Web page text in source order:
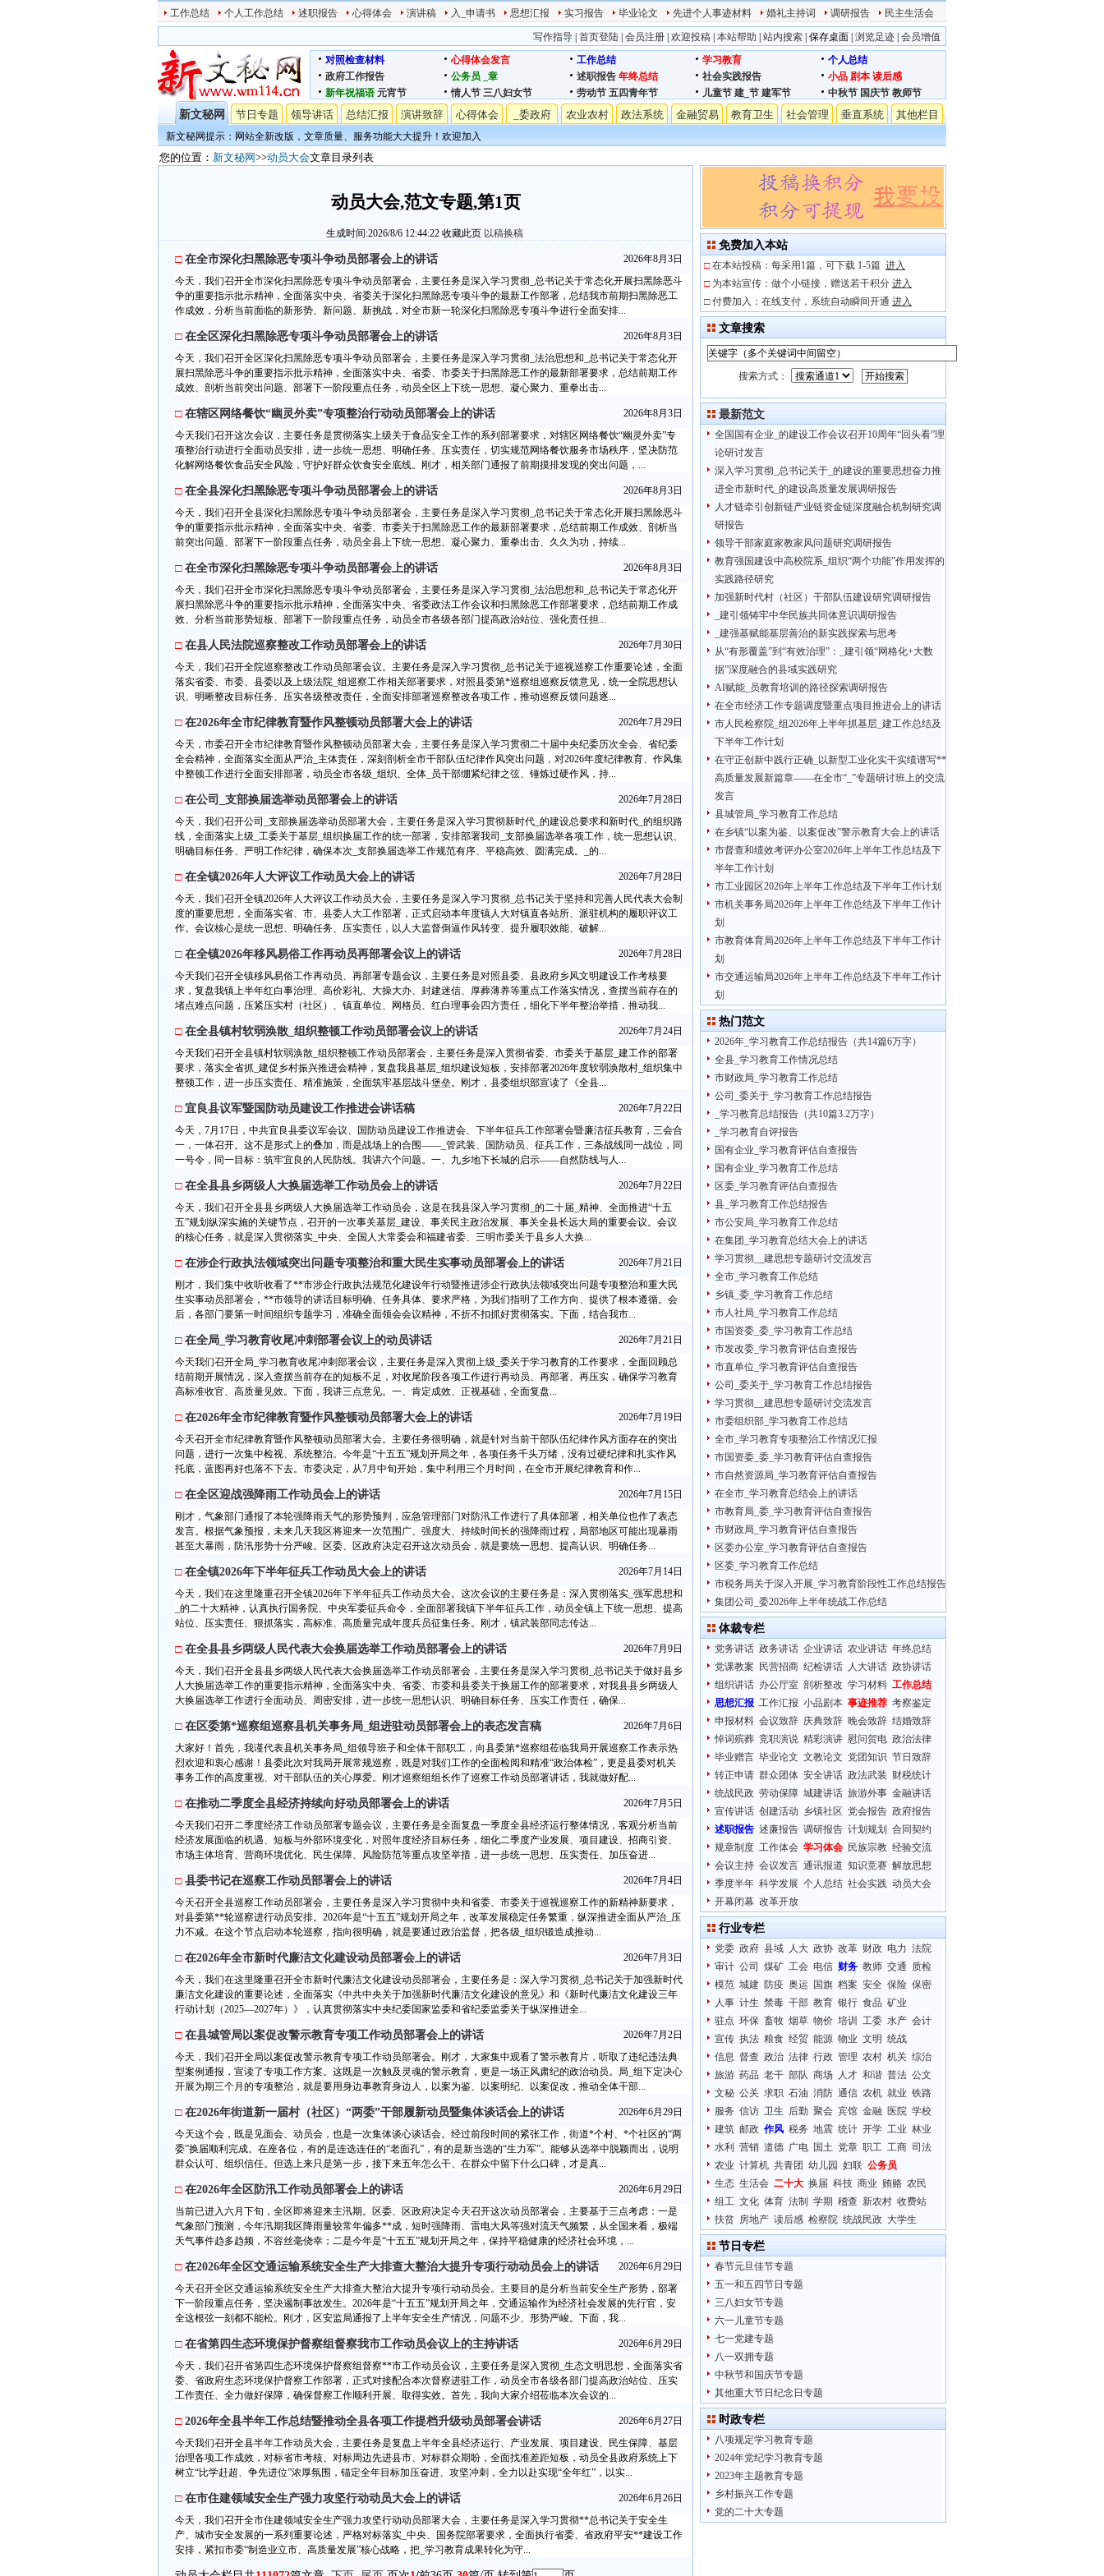
工作总结 个人工作总结 述职报告 心得体会 演讲稿 入_申请书 思想汇报 实习报告 毕业论文 先进个人事迹材料 婚礼主持词 调研报告 民主生活会
写作指导 首页登陆 会员注册 欢迎投稿 本站帮助 站内搜索 保存桌面 浏览足迹 会员增值
对照检查材料
心得体会发言 工作总结 学习教育
个人总结
政府工作报告
公务员 _章 述职报告 年终总结 社会实践报告 小品 剧本 读后感
新年祝福语 元宵节 情人节 三八妇女节 劳动节 五四青年节 儿童节 建_节 建军节 中秋节 国庆节 教师节
新文秘网 节日专题 领导讲话 总结汇报 演讲致辞 心得体会 _委政府 农业农村 政法系统 金融贸易 教育卫生 社会管理 垂直系统 其他栏目
新文秘网提示：网站全新改版，文章质量、服务功能大大提升！欢迎加入
您的位置： 新文秘网>>动员大会文章目录列表
动员大会,范文专题,第1页
生成时间:2026/8/6 12:44:22 收藏此页 以稿换稿
2026年8月3日
□ 在全市深化扫黑除恶专项斗争动员部署会上的讲话
今天，我们召开全市深化扫黑除恶专项斗争动员部署会，主要任务是深入学习贯彻_总书记关于常态化开展扫黑除恶斗
争的重要指示批示精神，全面落实中央、省委关于深化扫黑除恶专项斗争的最新工作部署，总结我市前期扫黑除恶工
作成效，分析当前面临的新形势、新问题、新挑战，对全市新一轮深化扫黑除恶专项斗争进行全面安排...
2026年8月3日
□ 在全区深化扫黑除恶专项斗争动员部署会上的讲话
今天，我们召开全区深化扫黑除恶专项斗争动员部署会，主要任务是深入学习贯彻_法治思想和_总书记关于常态化开
展扫黑除恶斗争的重要指示批示精神，全面落实中央、省委、市委关于扫黑除恶工作的最新部署要求，总结前期工作
成效、剖析当前突出问题、部署下一阶段重点任务，动员全区上下统一思想、凝心聚力、重拳出击...
2026年8月3日
□ 在辖区网络餐饮“幽灵外卖”专项整治行动动员部署会上的讲话
今天我们召开这次会议，主要任务是贯彻落实上级关于食品安全工作的系列部署要求，对辖区网络餐饮“幽灵外卖”专
项整治行动进行全面动员安排，进一步统一思想、明确任务、压实责任，切实规范网络餐饮服务市场秩序，坚决防范
化解网络餐饮食品安全风险，守护好群众饮食安全底线。刚才，相关部门通报了前期摸排发现的突出问题，...
2026年8月3日
□ 在全县深化扫黑除恶专项斗争动员部署会上的讲话
今天，我们召开全县深化扫黑除恶专项斗争动员部署会，主要任务是深入学习贯彻_总书记关于常态化开展扫黑除恶斗
争的重要指示批示精神，全面落实中央、省委、市委关于扫黑除恶工作的最新部署要求，总结前期工作成效、剖析当
前突出问题、部署下一阶段重点任务，动员全县上下统一思想、凝心聚力、重拳出击、久久为功，持续...
2026年8月3日
□ 在全市深化扫黑除恶专项斗争动员部署会上的讲话
今天，我们召开全市深化扫黑除恶专项斗争动员部署会，主要任务是深入学习贯彻_法治思想和_总书记关于常态化开
展扫黑除恶斗争的重要指示批示精神，全面落实中央、省委政法工作会议和扫黑除恶工作部署要求，总结前期工作成
效、分析当前形势短板、部署下一阶段重点任务，动员全市各级各部门提高政治站位、强化责任担...
2026年7月30日
□ 在县人民法院巡察整改工作动员部署会上的讲话
今天，我们召开全院巡察整改工作动员部署会议。主要任务是深入学习贯彻_总书记关于巡视巡察工作重要论述，全面
落实省委、市委、县委以及上级法院_组巡察工作相关部署要求，对照县委第*巡察组巡察反馈意见，统一全院思想认
识、明晰整改目标任务、压实各级整改责任，全面安排部署巡察整改各项工作，推动巡察反馈问题逐...
2026年7月29日
□ 在2026年全市纪律教育暨作风整顿动员部署大会上的讲话
今天，市委召开全市纪律教育暨作风整顿动员部署大会，主要任务是深入学习贯彻二十届中央纪委历次全会、省纪委
全会精神，全面落实全面从严治_主体责任，深刻剖析全市干部队伍纪律作风突出问题，对2026年度纪律教育、作风集
中整顿工作进行全面安排部署，动员全市各级_组织、全体_员干部绷紧纪律之弦、锤炼过硬作风，持...
2026年7月28日
□ 在公司_支部换届选举动员部署会上的讲话
今天，我们召开公司_支部换届选举动员部署大会，主要任务是深入学习贯彻新时代_的建设总要求和新时代_的组织路
线，全面落实上级_工委关于基层_组织换届工作的统一部署，安排部署我司_支部换届选举各项工作，统一思想认识、
明确目标任务、严明工作纪律，确保本次_支部换届选举工作规范有序、平稳高效、圆满完成。_的...
2026年7月28日
□ 在全镇2026年人大评议工作动员大会上的讲话
今天，我们召开全镇2026年人大评议工作动员大会，主要任务是深入学习贯彻_总书记关于坚持和完善人民代表大会制
度的重要思想，全面落实省、市、县委人大工作部署，正式启动本年度镇人大对镇直各站所、派驻机构的履职评议工
作。会议核心是统一思想、明确任务、压实责任，以人大监督倒逼作风转变、提升履职效能、破解...
2026年7月28日
□ 在全镇2026年移风易俗工作再动员再部署会议上的讲话
今天我们召开全镇移风易俗工作再动员、再部署专题会议，主要任务是对照县委、县政府乡风文明建设工作考核要
求，复盘我镇上半年红白事治理、高价彩礼、大操大办、封建迷信、厚葬薄养等重点工作落实情况，查摆当前存在的
堵点难点问题，压紧压实村（社区）、镇直单位、网格员、红白理事会四方责任，细化下半年整治举措，推动我...
2026年7月24日
□ 在全县镇村软弱涣散_组织整顿工作动员部署会议上的讲话
今天我们召开全县镇村软弱涣散_组织整顿工作动员部署会，主要任务是深入贯彻省委、市委关于基层_建工作的部署
要求，落实全省抓_建促乡村振兴推进会精神，复盘我县基层_组织建设短板，安排部署2026年度软弱涣散村_组织集中
整顿工作，进一步压实责任、精准施策，全面筑牢基层战斗堡垒。刚才，县委组织部宣读了《全县...
2026年7月22日
□ 宜良县议军暨国防动员建设工作推进会讲话稿
今天，7月17日，中共宜良县委议军会议、国防动员建设工作推进会、下半年征兵工作部署会暨廉洁征兵教育，三会合
一，一体召开。这不是形式上的叠加，而是战场上的合围——_管武装、国防动员、征兵工作，三条战线同一战位，同
一号令，同一目标：筑牢宜良的人民防线。我讲六个问题。一、九乡地下长城的启示——自然防线与人...
2026年7月22日
□ 在全县县乡两级人大换届选举工作动员会上的讲话
今天，我们召开全县县乡两级人大换届选举工作动员会，这是在我县深入学习贯彻_的二十届_精神、全面推进“十五
五”规划纵深实施的关键节点，召开的一次事关基层_建设、事关民主政治发展、事关全县长远大局的重要会议。会议
的核心任务，就是深入贯彻落实_中央、全国人大常委会和福建省委、三明市委关于县乡人大换...
2026年7月21日
□ 在涉企行政执法领域突出问题专项整治和重大民生实事动员部署会上的讲话​
刚才，我们集中收听收看了**市涉企行政执法规范化建设年行动暨推进涉企行政执法领域突出问题专项整治和重大民
生实事动员部署会，**市领导的讲话目标明确、任务具体、要求严格，为我们指明了工作方向、提供了根本遵循。会
后，各部门要第一时间组织专题学习，准确全面领会会议精神，不折不扣抓好贯彻落实。下面，结合我市...
2026年7月21日
□ 在全局_学习教育收尾冲刺部署会议上的动员讲话
今天我们召开全局_学习教育收尾冲刺部署会议，主要任务是深入贯彻上级_委关于学习教育的工作要求，全面回顾总
结前期开展情况，深入查摆当前存在的短板不足，对收尾阶段各项工作进行再动员、再部署、再压实，确保学习教育
高标准收官、高质量见效。下面，我讲三点意见。一、肯定成效、正视基础，全面复盘...
2026年7月19日
□ 在2026年全市纪律教育暨作风整顿动员部署大会上的讲话
今天召开全市纪律教育暨作风整顿动员部署大会。主要任务很明确，就是针对当前干部队伍纪律作风方面存在的突出
问题，进行一次集中检视、系统整治。今年是“十五五”规划开局之年，各项任务千头万绪，没有过硬纪律和扎实作风
托底，蓝图再好也落不下去。市委决定，从7月中旬开始，集中利用三个月时间，在全市开展纪律教育和作...
2026年7月15日
□ 在全区迎战强降雨工作动员会上的讲话
刚才，气象部门通报了本轮强降雨天气的形势预判，应急管理部门对防汛工作进行了具体部署，相关单位也作了表态
发言。根据气象预报，未来几天我区将迎来一次范围广、强度大、持续时间长的强降雨过程，局部地区可能出现暴雨
甚至大暴雨，防汛形势十分严峻。区委、区政府决定召开这次动员会，就是要统一思想、提高认识、明确任务...
2026年7月14日
□ 在全镇2026年下半年征兵工作动员大会上的讲话
今天，我们在这里隆重召开全镇2026年下半年征兵工作动员大会。这次会议的主要任务是：深入贯彻落实_强军思想和
_的二十大精神，认真执行国务院、中央军委征兵命令，全面部署我镇下半年征兵工作，动员全镇上下统一思想、提高
站位、压实责任、狠抓落实，高标准、高质量完成年度兵员征集任务。刚才，镇武装部同志传达...
2026年7月9日
□ 在全县县乡两级人民代表大会换届选举工作动员部署会上的讲话
今天，我们召开全县县乡两级人民代表大会换届选举工作动员部署会，主要任务是深入学习贯彻_总书记关于做好县乡
人大换届选举工作的重要指示精神，全面落实中央、省委、市委和县委关于换届工作的部署要求，对我县县乡两级人
大换届选举工作进行全面动员、周密安排，进一步统一思想认识、明确目标任务、压实工作责任，确保...
2026年7月6日
□ 在区委第*巡察组巡察县机关事务局_组进驻动员部署会上的表态发言稿
大家好！首先，我谨代表县机关事务局_组领导班子和全体干部职工，向县委第*巡察组莅临我局开展巡察工作表示热
烈欢迎和衷心感谢！县委此次对我局开展常规巡察，既是对我们工作的全面检阅和精准“政治体检”，更是县委对机关
事务工作的高度重视、对干部队伍的关心厚爱。刚才巡察组组长作了巡察工作动员部署讲话，我就做好配...
2026年7月5日
□ 在推动二季度全县经济持续向好动员部署会上的讲话
今天我们召开二季度经济工作动员部署专题会议，主要任务是全面复盘一季度全县经济运行整体情况，客观分析当前
经济发展面临的机遇、短板与外部环境变化，对照年度经济目标任务，细化二季度产业发展、项目建设、招商引资、
市场主体培育、营商环境优化、民生保障、风险防范等重点攻坚举措，进一步统一思想、压实责任、加压奋进...
2026年7月4日
□ 县委书记在巡察工作动员部署会上的讲话
今天召开全县巡察工作动员部署会，主要任务是深入学习贯彻中央和省委、市委关于巡视巡察工作的新精神新要求，
对县委第**轮巡察进行动员安排。2026年是“十五五”规划开局之年，改革发展稳定任务繁重，纵深推进全面从严治_压
力不减。在这个节点启动本轮巡察，指向很明确，就是要通过政治监督，把各级_组织锻造成推动...
2026年7月3日
□ 在2026年全市新时代廉洁文化建设动员部署会上的讲话
今天，我们在这里隆重召开全市新时代廉洁文化建设动员部署会，主要任务是：深入学习贯彻_总书记关于加强新时代
廉洁文化建设的重要论述，全面落实《中共中央关于加强新时代廉洁文化建设的意见》和《新时代廉洁文化建设三年
行动计划（2025—2027年）》，认真贯彻落实中央纪委国家监委和省纪委监委关于纵深推进全...
2026年7月2日
□ 在县城管局以案促改警示教育专项工作动员部署会上的讲话
今天，我们召开全局以案促改警示教育专项工作动员部署会。刚才，大家集中观看了警示教育片，听取了违纪违法典
型案例通报，宣读了专项工作方案。这既是一次触及灵魂的警示教育，更是一场正风肃纪的政治动员。局_组下定决心
开展为期三个月的专项整治，就是要用身边事教育身边人，以案为鉴、以案明纪、以案促改，推动全体干部...
2026年6月29日
□ 在2026年街道新一届村（社区）“两委”干部履新动员暨集体谈话会上的讲话
今天这个会，既是见面会、动员会，也是一次集体谈心谈话会。经过前段时间的紧张工作，街道*个村、*个社区的“两
委”换届顺利完成。在座各位，有的是连选连任的“老面孔”，有的是新当选的“生力军”。能够从选举中脱颖而出，说明
群众认可、组织信任。但选上来只是第一步，接下来五年怎么干、在群众中留下什么口碑，才是真...
2026年6月29日
□ 在2026年全区防汛工作动员部署会上的讲话
当前已进入六月下旬，全区即将迎来主汛期。区委、区政府决定今天召开这次动员部署会，主要基于三点考虑：一是
气象部门预测，今年汛期我区降雨量较常年偏多**成，短时强降雨、雷电大风等强对流天气频繁，从全国来看，极端
天气事件趋多趋频，不容丝毫侥幸；二是今年是“十五五”规划开局之年，保持平稳健康的经济社会环境，...
2026年6月29日
□ 在2026年全区交通运输系统安全生产大排查大整治大提升专项行动动员会上的讲话
今天召开全区交通运输系统安全生产大排查大整治大提升专项行动动员会。主要目的是分析当前安全生产形势，部署
下一阶段重点任务，坚决遏制事故发生。2026年是“十五五”规划开局之年，交通运输作为经济社会发展的先行官，安
全这根弦一刻都不能松。刚才，区安监局通报了上半年安全生产情况，问题不少、形势严峻。下面，我...
2026年6月29日
□ 在省第四生态环境保护督察组督察我市工作动员会议上的主持讲话
今天，我们召开省第四生态环境保护督察组督察**市工作动员会议，主要任务是深入贯彻_生态文明思想，全面落实省
委、省政府生态环境保护督察工作部署，正式对接配合本次督察进驻工作，动员全市各级各部门提高政治站位、压实
工作责任、全力做好保障，确保督察工作顺利开展、取得实效。首先，我向大家介绍莅临本次会议的...
2026年6月27日
□ 2026年全县半年工作总结暨推动全县各项工作提档升级动员部署会讲话
今天我们召开全县半年工作动员大会，主要任务是复盘上半年全县经济运行、产业发展、项目建设、民生保障、基层
治理各项工作成效，对标省市考核、对标周边先进县市、对标群众期盼，全面找准差距短板，动员全县政府系统上下
树立“比学赶超、争先进位”浓厚氛围，锚定全年目标加压奋进、攻坚冲刺，全力以赴实现“全年红”，以实...
2026年6月26日
□ 在市住建领域安全生产强力攻坚行动动员大会上的讲话
今天，我们召开全市住建领域安全生产强力攻坚行动动员部署大会，主要任务是深入学习贯彻**总书记关于安全生
产、城市安全发展的一系列重要论述，严格对标落实_中央、国务院部署要求，全面执行省委、省政府平安**建设工作
安排，紧扣市委“制造业立市、高质量发展”核心战略，把_学习教育成果转化为守...
免费加入本站
□ 在本站投稿：每采用1篇，可下载 1-5篇 进入
□ 为本站宣传：做个小链接，赠送若干积分 进入
□ 付费加入：在线支付，系统自动瞬间开通 进入
文章搜索
搜索方式：
最新范文
全国国有企业_的建设工作会议召开10周年“回头看”理
论研讨发言
深入学习贯彻_总书记关于_的建设的重要思想奋力推
进全市新时代_的建设高质量发展调研报告
人才链牵引创新链产业链资金链深度融合机制研究调
研报告
领导干部家庭家教家风问题研究调研报告
教育强国建设中高校院系_组织“两个功能”作用发挥的
实践路径研究
加强新时代村（社区）干部队伍建设研究调研报告
_建引领铸牢中华民族共同体意识调研报告
_建强基赋能基层善治的新实践探索与思考
从“有形覆盖”到“有效治理”：_建引领“网格化+大数
据”深度融合的县域实践研究
AI赋能_员教育培训的路径探索调研报告
在全市经济工作专题调度暨重点项目推进会上的讲话
市人民检察院_组2026年上半年抓基层_建工作总结及
下半年工作计划
在守正创新中践行正确_以新型工业化实干实绩谱写**
高质量发展新篇章——在全市“_”专题研讨班上的交流
发言
县城管局_学习教育工作总结
在乡镇“以案为鉴、以案促改”警示教育大会上的讲话
市督查和绩效考评办公室2026年上半年工作总结及下
半年工作计划
市工业园区2026年上半年工作总结及下半年工作计划
市机关事务局2026年上半年工作总结及下半年工作计
划
市教育体育局2026年上半年工作总结及下半年工作计
划
市交通运输局2026年上半年工作总结及下半年工作计
划
热门范文
2026年_学习教育工作总结报告（共14篇6万字）
全县_学习教育工作情况总结
市财政局_学习教育工作总结
公司_委关于_学习教育工作总结报告
_学习教育总结报告（共10篇3.2万字）
_学习教育自评报告
国有企业_学习教育评估自查报告
国有企业_学习教育工作总结
区委_学习教育评估自查报告
县_学习教育工作总结报告
市公安局_学习教育工作总结
在集团_学习教育总结大会上的讲话
学习贯彻__建思想专题研讨交流发言
全市_学习教育工作总结
乡镇_委_学习教育工作总结
市人社局_学习教育工作总结
市国资委_委_学习教育工作总结
市发改委_学习教育评估自查报告
市直单位_学习教育评估自查报告
公司_委关于_学习教育工作总结报告
学习贯彻__建思想专题研讨交流发言
市委组织部_学习教育工作总结
全市_学习教育专项整治工作情况汇报
市国资委_委_学习教育评估自查报告
市自然资源局_学习教育评估自查报告
在全市_学习教育总结会上的讲话
市教育局_委_学习教育评估自查报告
市财政局_学习教育评估自查报告
区委办公室_学习教育评估自查报告
区委_学习教育工作总结
市税务局关于深入开展_学习教育阶段性工作总结报告
集团公司_委2026年上半年统战工作总结
体裁专栏
党务讲话 政务讲话 企业讲话 农业讲话 年终总结
党课教案
民营招商 纪检讲话 人大讲话 政协讲话
组织讲话 办公厅室 剖析整改 学习材料 工作总结
思想汇报 工作汇报 小品剧本 事迹推荐 考察鉴定
申报材料 会议致辞 庆典致辞 晚会致辞 结婚致辞
悼词殡葬 竞职演说 精彩演讲 慰问贺电 政治法律
毕业赠言 毕业论文 文教论文 党团知识 节日致辞
转正申请 群众团体 安全讲话 政法武装 财税统计
统战民政 劳动保障 城建讲话 旅游外事 金融讲话
宣传讲话 创建活动 乡镇社区 党会报告 政府报告
述职报告 述廉报告 调研报告 计划规划
合同契约
规章制度 工作体会 学习体会 民族宗教 经验交流
会议主持 会议发言 通讯报道 知识竞赛 解放思想
季度半年 科学发展 个人总结 社会实践 动员大会
开幕闭幕 改革开放
行业专栏
党委 政府 县域 人大 政协 改革 财政 电力 法院
审计 公司 煤矿 工会 电信 财务 教师 交通 质检
模范 城建 防疫 奥运 国旗 档案 安全 保险 保密
人事 计生 禁毒 干部 教育 银行 食品 矿业
驻点 环保 畜牧 烟草 物价 培训 工委 水产 会计
宣传 执法 粮食 经贸 能源 物业 文明 统战
信息 督查 政治 法律 行政 管理 农村 机关 综治
旅游 药品 老干 部队 商场 人才 和谐 普法 公文
文秘 公关 求职 石油 消防 通信 农机 就业 铁路
服务 信访 卫生 后勤 聚会 宾馆 金融 医院 学校
建筑 邮政 作风 税务 地震 统计 开学 工业 林业
水利
营销 道德 广电 国土 党章 职工 工商 司法
农业 计算机 共青团 幼儿园 妇联 公务员
生态 生活会 二十大 换届 科技 商业 贿赂 农民
组工 文化 体育 法制 学期 稽查 新农村 收费站
扶贫 房地产 读后感 检察院 统战民政 大学生
节日专栏
春节元旦佳节专题
五一和五四节日专题
三八妇女节专题
六一儿童节专题
七一党建专题
八一双拥专题
中秋节和国庆节专题
其他重大节日纪念日专题
时政专栏
八项规定学习教育专题
2024年党纪学习教育专题
2023年主题教育专题
乡村振兴工作专题
党的二十大专题